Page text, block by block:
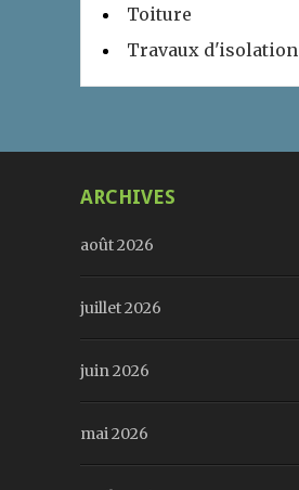
Toiture
Travaux d'isolation
ARCHIVES
août 2026
juillet 2026
juin 2026
mai 2026